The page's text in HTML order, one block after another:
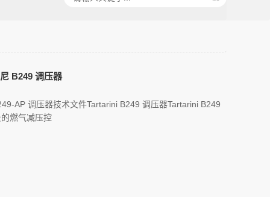
B249 调压器
AP 调压器技术文件Tartarini B249 调压器Tartarini B249
燃气减压控